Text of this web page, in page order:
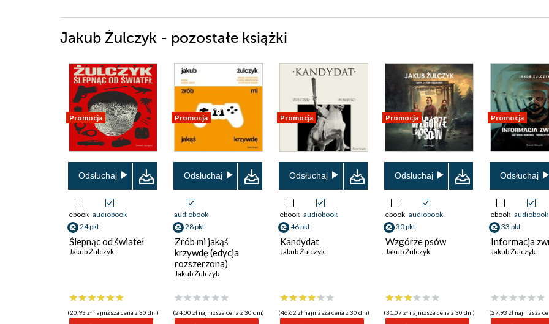
Jakub Żulczyk - pozostałe książki
Promocja
Odsłuchaj
ebook audiobook
24 pkt
Ślepnąc od świateł
Jakub Żulczyk
(20,93 zł najniższa cena z 30 dni)
Promocja
Odsłuchaj
audiobook
28 pkt
Zrób mi jakąś
krzywdę (edycja
rozszerzona)
Jakub Żulczyk
(24,00 zł najniższa cena z 30 dni)
Promocja
Odsłuchaj
ebook audiobook
46 pkt
Kandydat
Jakub Żulczyk
(46,62 zł najniższa cena z 30 dni)
Promocja
Odsłuchaj
ebook audiobook
30 pkt
Wzgórze psów
Jakub Żulczyk
(31,07 zł najniższa cena z 30 dni)
Promocja
Odsłuchaj
ebook audiobook
33 pkt
Informacja
Jakub Żulczyk
(27,93 zł najniższa